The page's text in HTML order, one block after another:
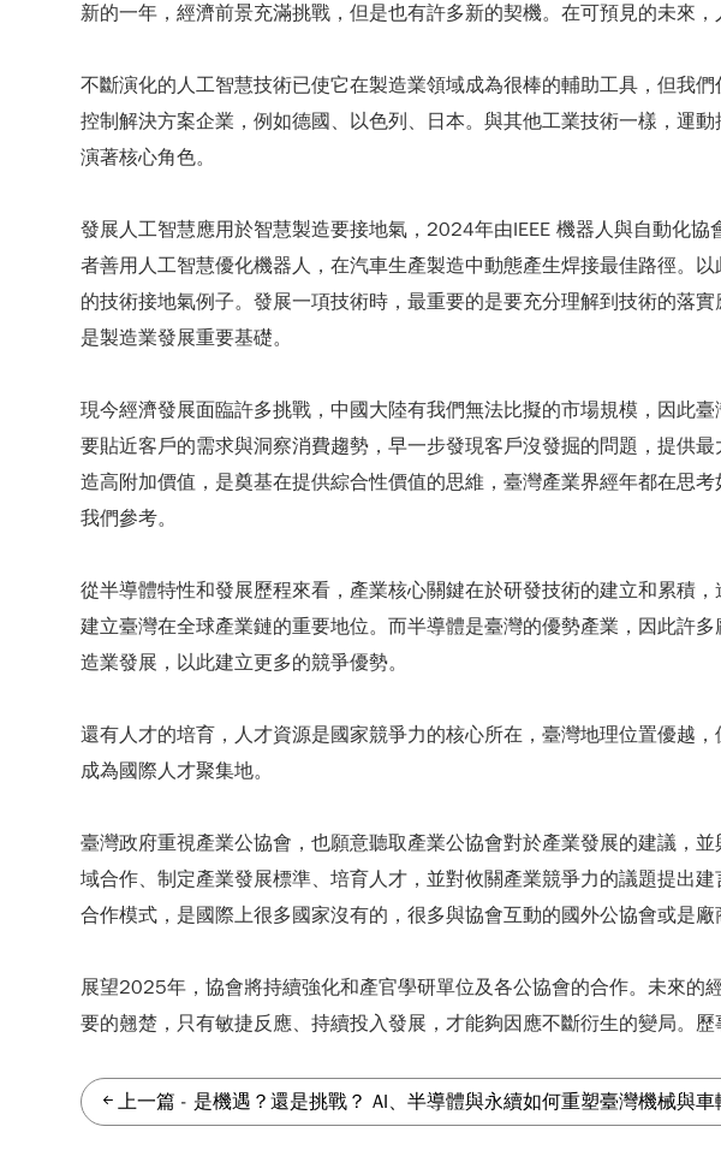
新的一年，經濟前景充滿挑戰，但是也有許多新的契機。在可預見的未來
不斷演化的人工智慧技術已使它在製造業領域成為很棒的輔助工具，但我
控制解決方案企業，例如德國、以色列、日本。與其他工業技術一樣，運
演著核心角色。
發展人工智慧應用於智慧製造要接地氣，2024年由IEEE 機器人與自動化
者善用人工智慧優化機器人，在汽車生產製造中動態產生焊接最佳路徑。
的技術接地氣例子。發展一項技術時，最重要的是要充分理解到技術的落
是製造業發展重要基礎。
現今經濟發展面臨許多挑戰，中國大陸有我們無法比擬的市場規模，因此
要貼近客戶的需求與洞察消費趨勢，早一步發現客戶沒發掘的問題，提供
造高附加價值，是奠基在提供綜合性價值的思維，臺灣產業界經年都在思
我們參考。
從半導體特性和發展歷程來看，產業核心關鍵在於研發技術的建立和累積
建立臺灣在全球產業鏈的重要地位。而半導體是臺灣的優勢產業，因此許
造業發展，以此建立更多的競爭優勢。
還有人才的培育，人才資源是國家競爭力的核心所在，臺灣地理位置優越
成為國際人才聚集地。
臺灣政府重視產業公協會，也願意聽取產業公協會對於產業發展的建議，
域合作、制定產業發展標準、培育人才，並對攸關產業競爭力的議題提出
合作模式，是國際上很多國家沒有的，很多與協會互動的國外公協會或是
展望2025年，協會將持續強化和產官學研單位及各公協會的合作。未來
要的翹楚，只有敏捷反應、持續投入發展，才能夠因應不斷衍生的變局。
上一篇 - 是機遇？還是挑戰？ AI、半導體與永續如何重塑臺灣機械與車